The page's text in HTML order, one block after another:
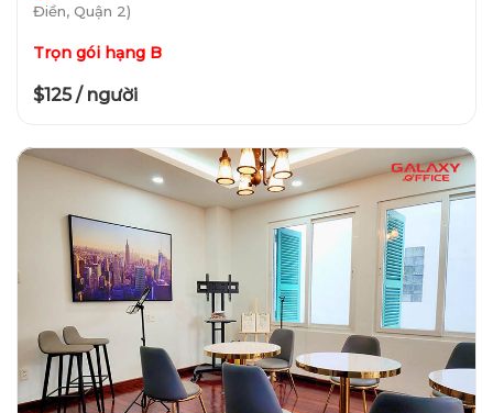
Điền, Quận 2)
Trọn gói hạng B
$125 / người